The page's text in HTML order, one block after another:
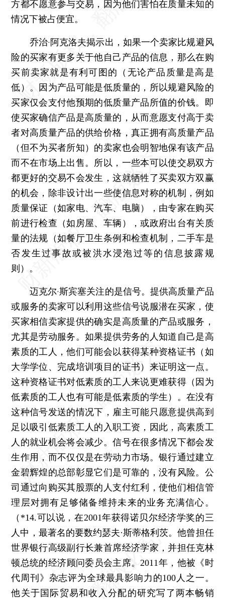
方都不愿意参与交易，因为他们害怕在质量未知的
情况下被占便宜。
乔治·阿克洛夫揭示出，如果一个卖家比规避风
险的买家有更多关于他自己产品的信息，那么在购
买前卖家就是有利可图的（无论产品质量是高是
低）。因为产品可能是低质量的，所以规避风险的
买家仅会支付他预期的低质量产品所值的价钱。即
使买家确信产品是高质量的，从而意愿支付高于卖
者对高质量产品的供给价格，真正拥有高质量产品
（但不为买者所知）的卖家也会明智地保有该产品
而不在市场上出售。所以，一些本可以使交易双方
都更好的交易不会发生，这就牺牲了买卖双方双赢
的机会，除非设计出一些使信息对称的机制，例如
质量保证（如家电、汽车、电脑），由专家在购买
前进行检查（如房屋、车辆），或政府出台有关质
量的法规（如餐厅卫生条例和检查机制，二手车是
否发生过事故或被洪水浸泡过等的信息披露规
则）。
迈克尔·斯宾塞关注的是信号。提供高质量产品
或服务的卖家可以利用这些信号说服潜在买家，使
买家相信卖家提供的确实是高质量的产品或服务，
尤其是劳动服务。如果提供劳务的人知道自己是高
素质的工人，他们可能会以获得某种资格证书（如
大学学位、完成培训项目的证书）来证明这一点。
这种资格证书对低素质的工人来说更难获得（因为
低素质的工人也有可能是低素质的学生）。在没有
这种信号发送的情况下，雇主可能只愿意提供高到
足以吸引低素质工人的入职工资，因此，高素质工
人的就业机会将会减少。信号在很多情况下都会发
生作用，而不仅仅是在劳动力市场。银行通过建立
金碧辉煌的总部彰显它们是可靠的，没有风险。公
司通过向购买其股票的人支付红利，使他们相信管
理层对拥有足够储备维持未来的业务充满信心。
（*14.可以说，在2001年获得诺贝尔经济学奖的三
人中，最著名的要数约瑟夫·斯蒂格利茨。他曾担任
世界银行高级副行长兼首席经济学家，并担任克林
顿总统的经济顾问委员会主席。2011年，他被《时
代周刊》杂志评为全球最具影响力的100人之一。
他关于国际贸易和收入分配的研究写了两本畅销